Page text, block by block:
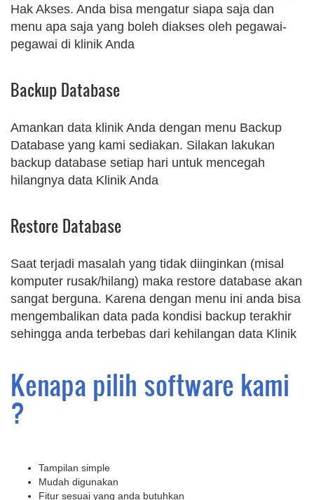
Hak Akses. Anda bisa mengatur siapa saja dan
menu apa saja yang boleh diakses oleh pegawai-
pegawai di klinik Anda
Backup Database
Amankan data klinik Anda dengan menu Backup
Database yang kami sediakan. Silakan lakukan
backup database setiap hari untuk mencegah
hilangnya data Klinik Anda
Restore Database
Saat terjadi masalah yang tidak diinginkan (misal
komputer rusak/hilang) maka restore database akan
sangat berguna. Karena dengan menu ini anda bisa
mengembalikan data pada kondisi backup terakhir
sehingga anda terbebas dari kehilangan data Klinik
Kenapa pilih software kami
?
Tampilan simple
Mudah digunakan
Fitur sesuai yang anda butuhkan